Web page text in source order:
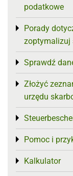
podatkowe
Porady
zoptymalizuj
Toggle menu
Sprawdź
Toggle menu
Złożyć
urzędu
Toggle menu
Toggle menu
Pomoc i
Toggle menu
Kalkulator
Toggle menu